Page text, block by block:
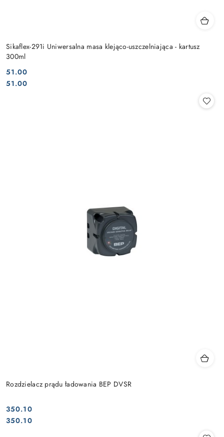
Sikaflex-291i Uniwersalna masa klejąco-uszczelniająca - kartusz
300ml
Cena:
51.00
Cena:
51.00
Rozdzielacz prądu ładowania BEP DVSR
Cena:
350.10
Cena:
350.10